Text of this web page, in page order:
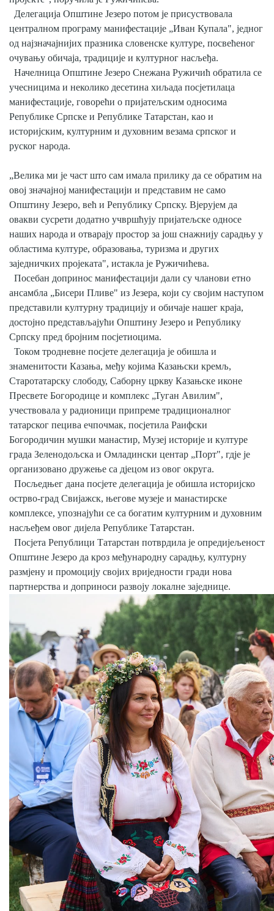
Делегација Општине Језеро потом је присуствовала
централном програму манифестације „Иван Купала", једног
од најзначајнијих празника словенске културе, посвећеног
очувању обичаја, традиције и културног насљеђа.
Начелница Општине Језеро Снежана Ружичић обратила се
учесницима и неколико десетина хиљада посјетилаца
манифестације, говорећи о пријатељским односима
Републике Српске и Републике Татарстан, као и
историјским, културним и духовним везама српског и
руског народа.
„Велика ми је част што сам имала прилику да се обратим на
овој значајној манифестацији и представим не само
Општину Језеро, већ и Републику Српску. Вјерујем да
овакви сусрети додатно учвршћују пријатељске односе
наших народа и отварају простор за још снажнију сарадњу у
областима културе, образовања, туризма и других
заједничких пројеката", истакла је Ружичићева.
Посебан допринос манифестацији дали су чланови етно
ансамбла „Бисери Пливе" из Језера, који су својим наступом
представили културну традицију и обичаје нашег краја,
достојно представљајући Општину Језеро и Републику
Српску пред бројним посјетиоцима.
Током тродневне посјете делегација је обишла и
знаменитости Казања, међу којима Казањски кремљ,
Старотатарску слободу, Саборну цркву Казањске иконе
Пресвете Богородице и комплекс „Туган Авилим",
учествовала у радионици припреме традиционалног
татарског пецива ечпочмак, посјетила Раифски
Богородичин мушки манастир, Музеј историје и културе
града Зеленодољска и Омладински центар „Порт", гд‌је је
организовано дружење са д‌јецом из овог округа.
Посљедњег дана посјете делегација је обишла историјско
острво-град Свијажск, његове музеје и манастирске
комплексе, упознајући се са богатим културним и духовним
насљеђем овог дијела Републике Татарстан.
Посјета Републици Татарстан потврдила је опредијељеност
Општине Језеро да кроз међународну сарадњу, културну
размјену и промоцију својих вриједности гради нова
партнерства и доприноси развоју локалне заједнице.